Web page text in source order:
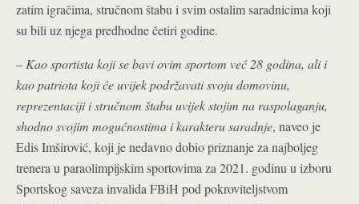
zatim igračima, stručnom štabu i svim ostalim saradnicima koji
su bili uz njega predhodne četiri godine.
– Kao sportista koji se bavi ovim sportom već 28 godina, ali i
kao patriota koji će uvijek podržavati svoju domovinu,
reprezentaciji i stručnom štabu uvijek stojim na raspolaganju,
shodno svojim mogućnostima i karakteru saradnje, naveo je
Edis Imširović, koji je nedavno dobio priznanje za najboljeg
trenera u paraolimpijskim sportovima za 2021. godinu u izboru
Sportskog saveza invalida FBiH pod pokroviteljstvom